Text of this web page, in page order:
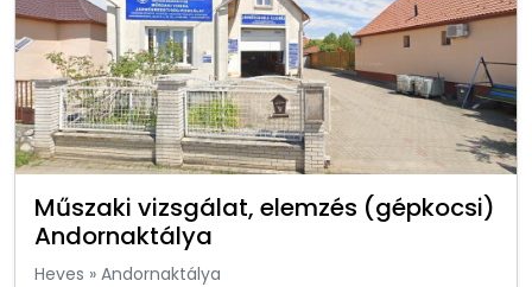
Műszaki vizsgálat, elemzés (gépkocsi)
Andornaktálya
Heves » Andornaktálya